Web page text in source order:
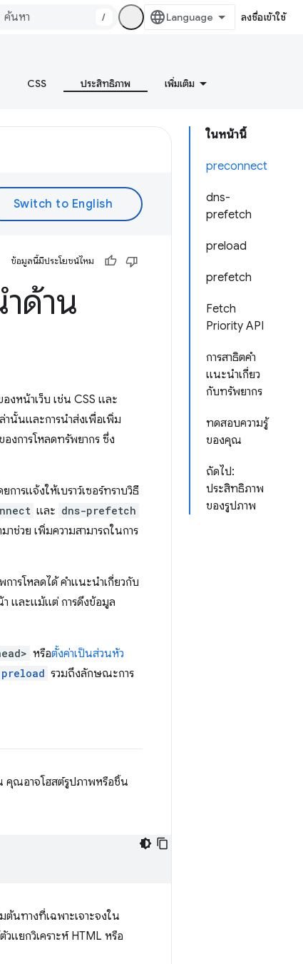
/ ลงชื่อเข้าใช้
CSS ประสิทธิภาพ เพิ่มเติม
ในหน้านี้
preconnect
dns-
prefetch
preload
prefetch
Fetch
Priority API
การสาธิตคำ
แนะนำเกี่ยว
กับทรัพยากร
ทดสอบความรู้
ของคุณ
ถัดไป:
ประสิทธิภาพ
ของรูปภาพ
ข้อมูลนี้มีประโยชน์ไหม
ด้าน
งหน้าเว็บ เช่น CSS และ
านั้นและการนำส่งเพื่อเพิ่ม
งการโหลดทรัพยากร ซึ่ง
ารแจ้งให้เบราว์เซอร์ทราบวิธี
และ dns-prefetch
ช่วย เพิ่มความสามารถในการ
ารโหลดได้ คำแนะนำเกี่ยวกับ
า และแม้แต่ การดึงข้อมูล
หรือตั้งค่าเป็นส่วนหัว
preload รวมถึงลักษณะการ
คุณอาจโฮสต์รูปภาพหรือชิ้น
ต้นทางที่เฉพาะเจาะจงใน
วแยกวิเคราะห์ HTML หรือ